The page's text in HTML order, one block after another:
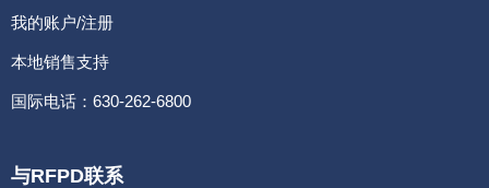
我的账户/注册
本地销售支持
国际电话：630-262-6800
与RFPD联系